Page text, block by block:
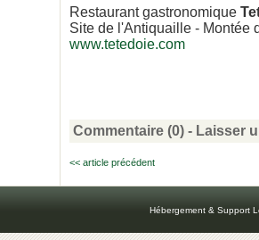
Restaurant gastronomique
Site de l'Antiquaille - Montée
www.tetedoie.com
Commentaire (0) - Laisser
<< article précédent
Hébergement & Support